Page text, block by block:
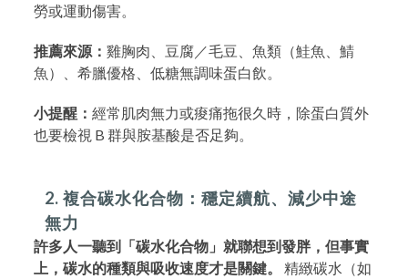
勞或運動傷害。
推薦來源： 雞胸肉、豆腐／毛豆、魚類（鮭魚、鯖
魚）、希臘優格、低糖無調味蛋白飲。
小提醒： 經常肌肉無力或痠痛拖很久時，除蛋白質外
也要檢視 B 群與胺基酸是否足夠。
2. 複合碳水化合物：穩定續航、減少中途
無力
許多人一聽到「碳水化合物」就聯想到發胖，但事實
上，碳水的種類與吸收速度才是關鍵。
精緻碳水（如